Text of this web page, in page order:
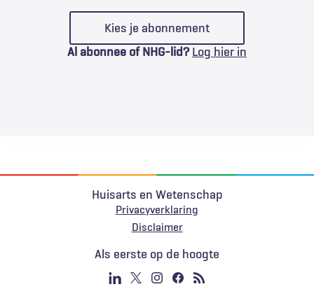
Kies je abonnement
Al abonnee of NHG-lid? Log hier in
Huisarts en Wetenschap
Privacyverklaring
Voet
Disclaimer
Als eerste op de hoogte